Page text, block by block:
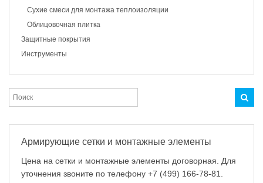
Сухие смеси для монтажа теплоизоляции
Облицовочная плитка
Защитные покрытия
Инструменты
Армирующие сетки и монтажные элементы
Цена на сетки и монтажные элементы договорная. Для
уточнения звоните по телефону +7 (499) 166-78-81.